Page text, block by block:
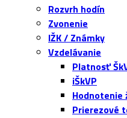
Rozvrh hodín
Zvonenie
IŽK / Známky
Vzdelávanie
Platnosť
iŠkVP
Hodnotenie
Prierezové